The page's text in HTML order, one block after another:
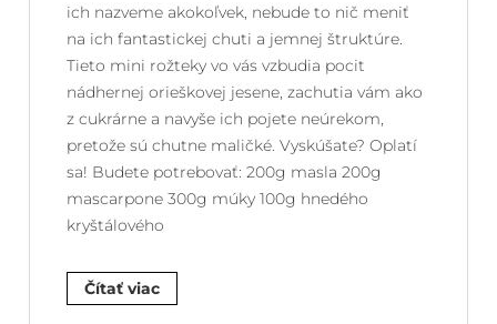
ich nazveme akokoľvek, nebude to nič meniť
na ich fantastickej chuti a jemnej štruktúre.
Tieto mini rožteky vo vás vzbudia pocit
nádhernej orieškovej jesene, zachutia vám ako
z cukrárne a navyše ich pojete neúrekom,
pretože sú chutne maličké. Vyskúšate? Oplatí
sa! Budete potrebovať: 200g masla 200g
mascarpone 300g múky 100g hnedého
kryštálového
Čítať viac